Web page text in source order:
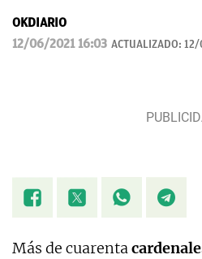
OKDIARIO
12/06/2021 16:03 ACTUALIZADO: 12/
Más de cuarenta